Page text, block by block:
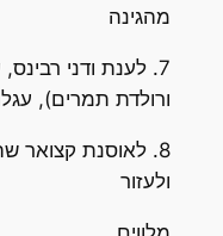
מהגינה
7. לענת ודני
ורולדת תמרים),
8. לאוסנת קצואר
ולעזור